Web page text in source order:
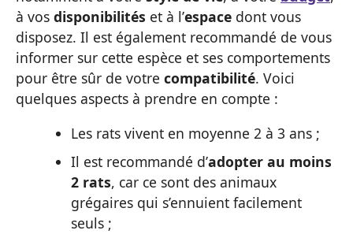
à vos disponibilités et à l’espace dont vous
disposez. Il est également recommandé de vous
informer sur cette espèce et ses comportements
pour être sûr de votre compatibilité. Voici
quelques aspects à prendre en compte :
Les rats vivent en moyenne 2 à 3 ans ;
Il est recommandé d’adopter au moins
2 rats, car ce sont des animaux
grégaires qui s’ennuient facilement
seuls ;